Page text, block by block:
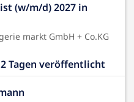
(w/m/d) 2027 in
markt GmbH + Co.KG
Tagen veröffentlicht